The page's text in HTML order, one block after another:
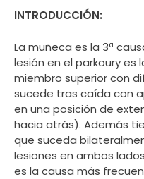
INTRODUCCIÓN:
La muñeca es la 3ª
lesión en el parkoury es
miembro superior con
sucede tras caída con
en una posición de
hacia atrás). Además
que suceda
lesiones en ambos
es la causa más